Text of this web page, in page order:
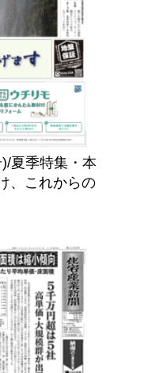
夏季特集・本
、これからの